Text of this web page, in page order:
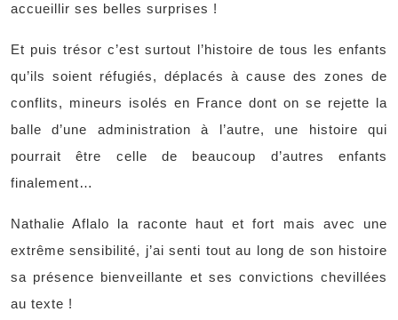
accueillir ses belles surprises !
Et puis trésor c’est surtout l’histoire de tous les enfants
qu’ils soient réfugiés, déplacés à cause des zones de
conflits, mineurs isolés en France dont on se rejette la
balle d’une administration à l’autre, une histoire qui
pourrait être celle de beaucoup d’autres enfants
finalement…
Nathalie Aflalo la raconte haut et fort mais avec une
extrême sensibilité, j’ai senti tout au long de son histoire
sa présence bienveillante et ses convictions chevillées
au texte !